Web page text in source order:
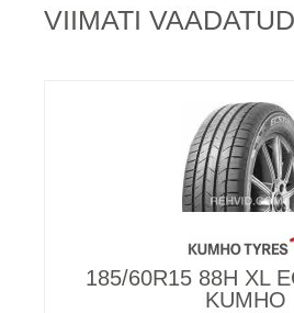
VIIMATI VAADATUD
185/60R15 88H XL
KUMHO